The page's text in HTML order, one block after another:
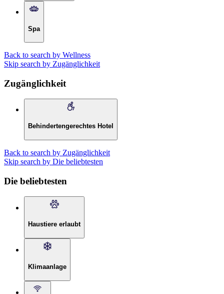
Spa
Back to search by Wellness
Skip search by Zugänglichkeit
Zugänglichkeit
Behindertengerechtes Hotel
Back to search by Zugänglichkeit
Skip search by Die beliebtesten
Die beliebtesten
Haustiere erlaubt
Klimaanlage